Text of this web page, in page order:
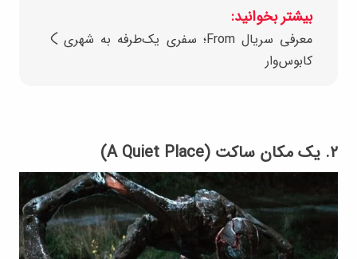
بیشتر بخوانید:
معرفی سریال From؛ سفری یک‌طرفه به شهری
کابوس‌وار
۲. یک مکان ساکت (A Quiet Place)